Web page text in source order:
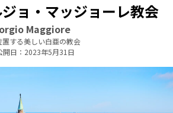
ョ・マッジョーレ教会
Maggiore
する美しい白亜の教会
開日 2023年5月31日